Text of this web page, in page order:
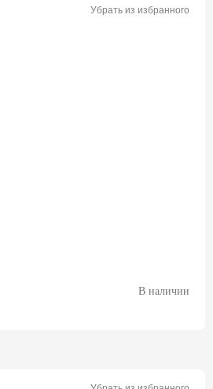
Убрать из избранного
В наличии